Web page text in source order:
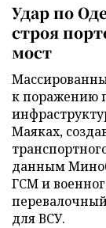
Удар по
строя
мост
к поражению
Маяках,
данным
ГСМ и
для ВСУ.